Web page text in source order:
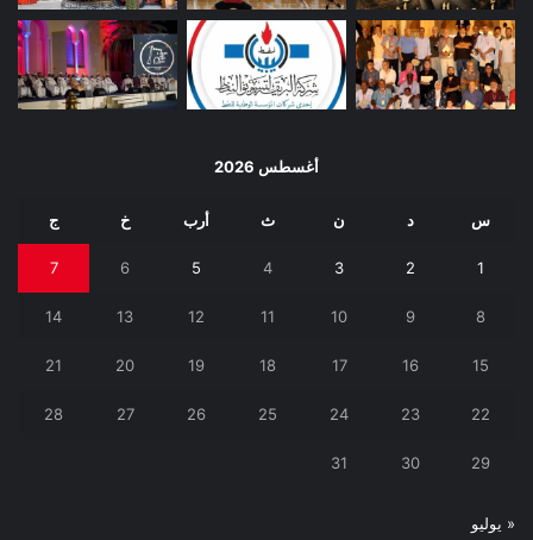
أغسطس 2026
س د ن ث أرب خ ج
1
2
3
4
5
6
7
8
9
10
11
12
13
14
15
16
17
18
19
20
21
22
23
24
25
26
27
28
29
30
31
« يوليو